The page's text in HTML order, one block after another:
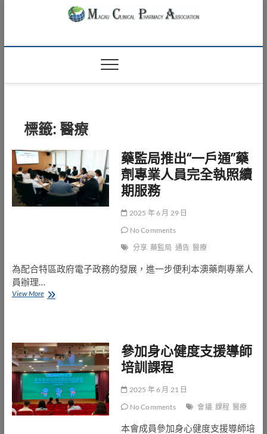
Macau Clinical
Pharmacy
Association
標籤: 醫療
藥監局推出“一戶通”藥
劑專業人員完全執照續
期服務
2025 年 6 月 29 日
No Comments
分享 藥監局 通告 醫療
為配合特區政府電子政務的發展，進一步便利本澳藥劑專業人
員辦理…
View More藥
“一
戶
通”
藥
劑
專
業
參加身心健度支援導師
培訓課程
2025 年 6 月 21 日
No Comments
會議 課程 醫療
本會成員參加身心健度支援導師培